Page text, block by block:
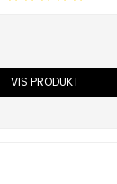
VIS PRODUKT